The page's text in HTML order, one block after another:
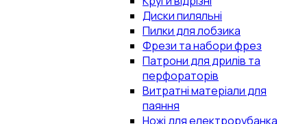
Диски пиляльні
Пилки для лобзика
Фрези та набори фрез
Патрони для дрилів та
перфораторів
Витратні матеріали для
паяння
Ножі для електрорубанка